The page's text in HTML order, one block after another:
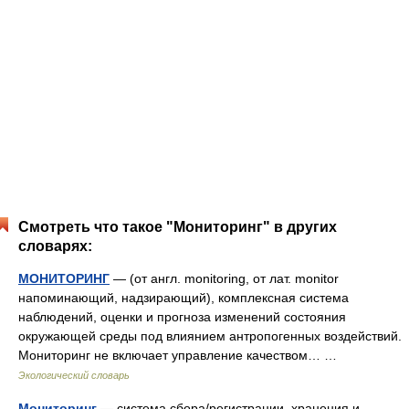
Смотреть что такое "Мониторинг" в других
словарях:
МОНИТОРИНГ — (от англ. monitoring, от лат. monitor
напоминающий, надзирающий), комплексная система
наблюдений, оценки и прогноза изменений состояния
окружающей среды под влиянием антропогенных воздействий.
Мониторинг не включает управление качеством… …
Экологический словарь